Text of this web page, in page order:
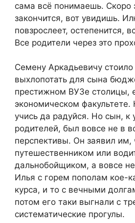
сама всё понимаешь. Скоро
закончится, вот увидишь.
повзрослеет, остепенится,
Все родители через это
Семену Аркадьевичу
выхлопотать для сына
престижном ВУЗе столицы,
экономическом факультете.
учись да радуйся. Но сын, к
родителей, был вовсе не в
перспективы. Он заявил им,
путешественником или
дальнобойщиком, а вовсе
Илья с горем пополам кое-
курса, и то с вечными
потом его таки выгнали с
систематические прогулы.